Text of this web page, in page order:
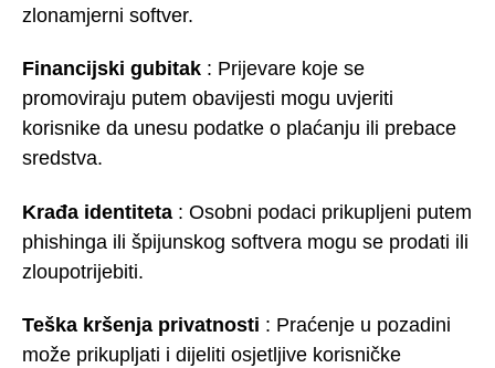
zlonamjerni softver.
Financijski gubitak : Prijevare koje se
promoviraju putem obavijesti mogu uvjeriti
korisnike da unesu podatke o plaćanju ili prebace
sredstva.
Krađa identiteta : Osobni podaci prikupljeni putem
phishinga ili špijunskog softvera mogu se prodati ili
zloupotrijebiti.
Teška kršenja privatnosti : Praćenje u pozadini
može prikupljati i dijeliti osjetljive korisničke